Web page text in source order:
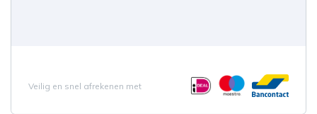
Veilig en snel afrekenen met